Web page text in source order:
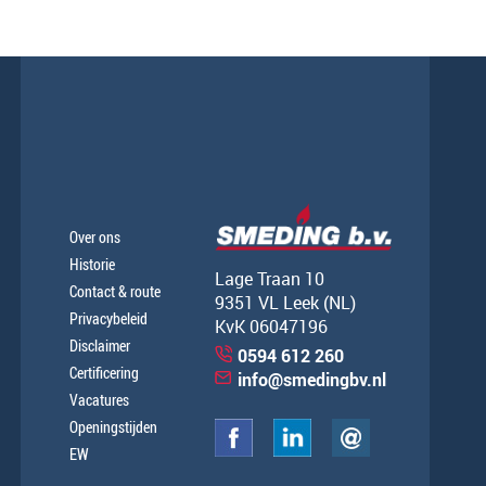
Over ons
Historie
Contact & route
Privacybeleid
Disclaimer
Certificering
Vacatures
Openingstijden
EW
Lage Traan 10
9351 VL Leek (NL)
KvK 06047196
0594 612 260
info@smedingbv.nl